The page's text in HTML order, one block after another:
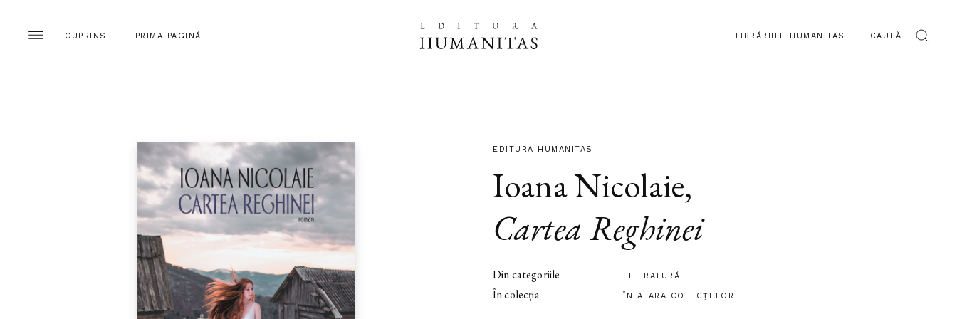
CUPRINS PRIMA PAGINĂ LIBRĂRIILE HUMANITAS CAUTĂ
EDITURA HUMANITAS
Ioana Nicolaie,
Cartea Reghinei
Din categoriile LITERATURĂ
În colecția ÎN AFARA COLECŢIILOR